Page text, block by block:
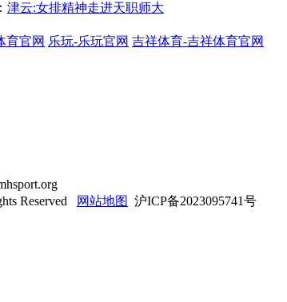
津云:女排精神走进天职师大
育官网 乐玩-乐玩官网 吉祥体育-吉祥体育官网
Reserved 网站地图 沪ICP备2023095741号